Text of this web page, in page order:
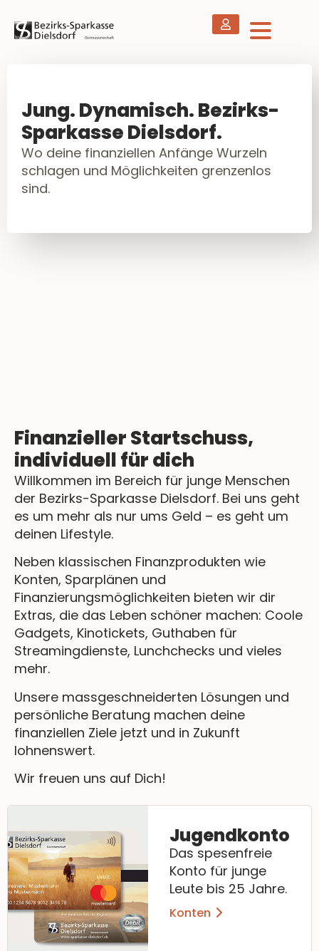
Jung. Dynamisch. Bezirks-
Sparkasse Dielsdorf.
Wo deine finanziellen Anfänge Wurzeln
schlagen und Möglichkeiten grenzenlos
sind.
Finanzieller Startschuss,
individuell für dich
Willkommen im Bereich für junge Menschen
der Bezirks-Sparkasse Dielsdorf. Bei uns geht
es um mehr als nur ums Geld – es geht um
deinen Lifestyle.
Neben klassischen Finanzprodukten wie
Konten, Sparplänen und
Finanzierungsmöglichkeiten bieten wir dir
Extras, die das Leben schöner machen: Coole
Gadgets, Kinotickets, Guthaben für
Streamingdienste, Lunchchecks und vieles
mehr.
Unsere massgeschneiderten Lösungen und
persönliche Beratung machen deine
finanziellen Ziele jetzt und in Zukunft
lohnenswert.
Wir freuen uns auf Dich!
Jugendkonto
Das spesenfreie
Konto für junge
Leute bis 25 Jahre.
Konten